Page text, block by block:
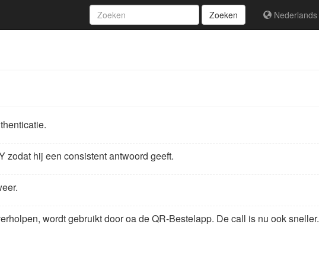
Zoeken Nederlands
zodat hij een consistent antwoord geeft.
wordt gebruikt door oa de QR-Bestelapp. De call is nu ook sneller.